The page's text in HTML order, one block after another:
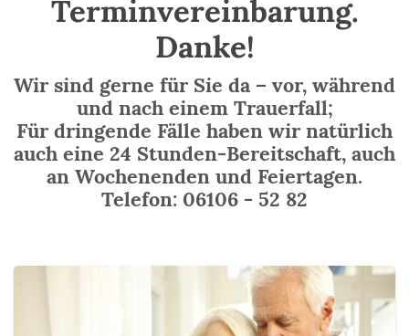
Terminvereinbarung.
Danke!
Wir sind gerne für Sie da – vor, während
und nach einem Trauerfall;
Für dringende Fälle haben wir natürlich
auch eine 24 Stunden-Bereitschaft, auch
an Wochenenden und Feiertagen.
Telefon: 06106 - 52 82